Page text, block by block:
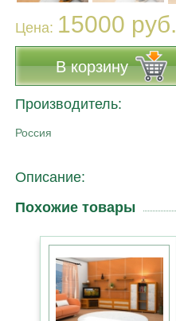
Цена: 15000 руб.
В корзину
Производитель:
Россия
Описание:
Похожие товары